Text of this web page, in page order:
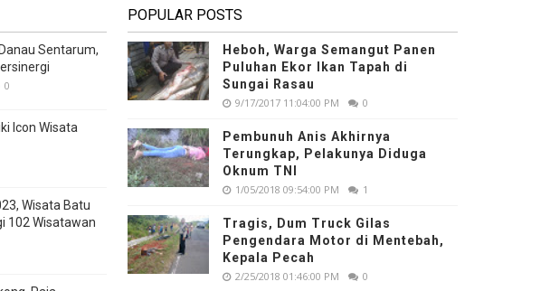
Sentarum,
0
Icon Wisata
Wisata Batu
102 Wisatawan
POPULAR POSTS
Heboh, Warga Semangut Panen
Puluhan Ekor Ikan Tapah di
Sungai Rasau
9/17/2017 11:04:00 PM 0
Pembunuh Anis Akhirnya
Terungkap, Pelakunya Diduga
Oknum TNI
1/05/2018 09:54:00 PM 1
Tragis, Dum Truck Gilas
Pengendara Motor di Mentebah,
Kepala Pecah
2/25/2018 01:46:00 PM 0